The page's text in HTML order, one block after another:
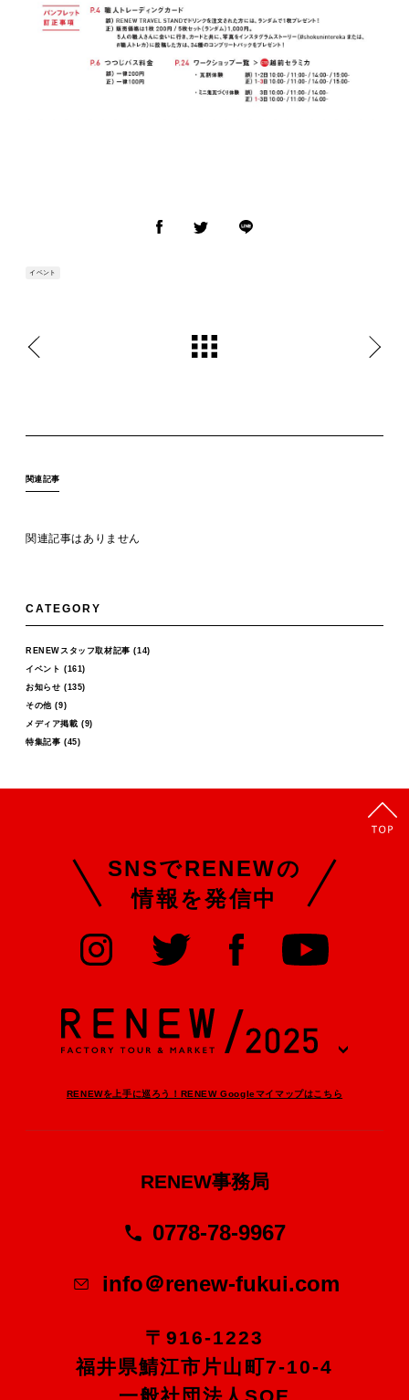
イベント
関連記事
関連記事はありません
CATEGORY
RENEWスタッフ取材記事 (14)
イベント (161)
お知らせ (135)
その他(9)
メディア掲載 (9)
特集記事 (45)
SNSでRENEWの
情報を発信中
RENEWを上手に巡ろう！RENEW Googleマイマップはこちら
RENEW事務局
0778-78-9967
info＠renew-fukui.com
〒916-1223
福井県鯖江市片山町7-10-4